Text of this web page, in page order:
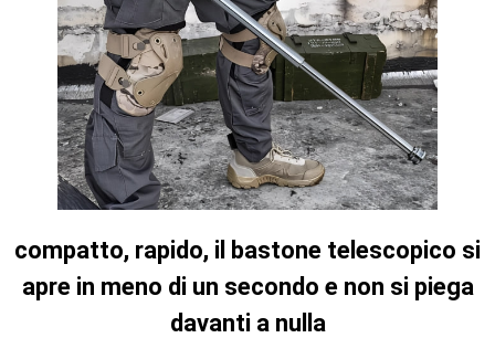
compatto, rapido, il bastone telescopico si
apre in meno di un secondo e non si piega
davanti a nulla